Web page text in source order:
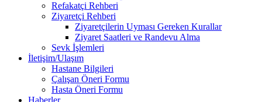
Refakatçi Rehberi
Ziyaretçi Rehberi
Ziyaretçilerin Uyması Gereken Kurallar
Ziyaret Saatleri ve Randevu Alma
Sevk İşlemleri
İletişim/Ulaşım
Hastane Bilgileri
Çalışan Öneri Formu
Hasta Öneri Formu
Haberler